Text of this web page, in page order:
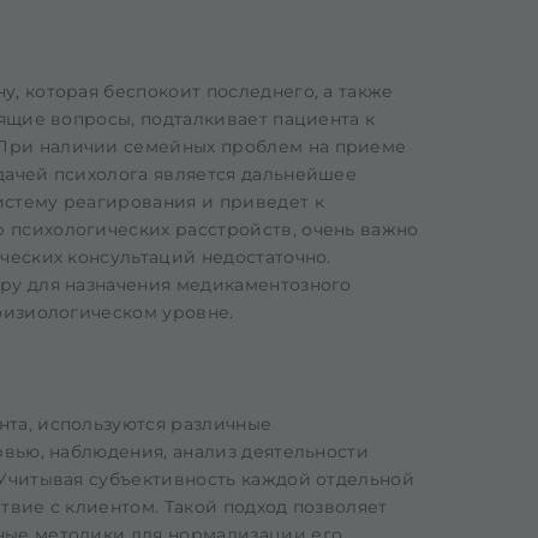
которая беспокоит последнего, а также
вопросы, подталкивает пациента к
наличии семейных проблем на приеме
психолога является дальнейшее
реагирования и приведет к
расстройств, очень важно
консультаций недостаточно.
для назначения медикаментозного
уровне.
используются различные
наблюдения, анализ деятельности
субъективность каждой отдельной
с клиентом. Такой подход позволяет